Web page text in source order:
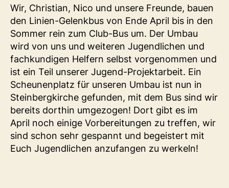
Wir, Christian, Nico und unsere Freunde, bauen
den Linien-Gelenkbus von Ende April bis in den
Sommer rein zum Club-Bus um. Der Umbau
wird von uns und weiteren Jugendlichen und
fachkundigen Helfern selbst vorgenommen und
ist ein Teil unserer Jugend-Projektarbeit. Ein
Scheunenplatz für unseren Umbau ist nun in
Steinbergkirche gefunden, mit dem Bus sind wir
bereits dorthin umgezogen! Dort gibt es im
April noch einige Vorbereitungen zu treffen, wir
sind schon sehr gespannt und begeistert mit
Euch Jugendlichen anzufangen zu werkeln!